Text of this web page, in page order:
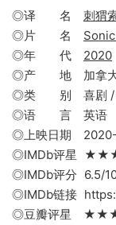
◎译 名 刺猬
◎片 名
◎年 代 2020
◎产 地 加拿大 /
◎类 别 喜剧 /
◎语 言 英语
◎上映日期 2020-
◎IMDb评星
◎IMDb评分 6.5/
◎IMDb链接
◎豆瓣评星